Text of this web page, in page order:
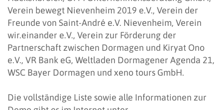
Verein bewegt Nievenheim 2019 e.V., Verein der
Freunde von Saint-André e.V. Nievenheim, Verein
wir.einander e.V., Verein zur Förderung der
Partnerschaft zwischen Dormagen und Kiryat Ono
e.V., VR Bank eG, Weltladen Dormagener Agenda 21,
WSC Bayer Dormagen und xeno tours GmbH.
Die vollständige Liste sowie alle Informationen zur